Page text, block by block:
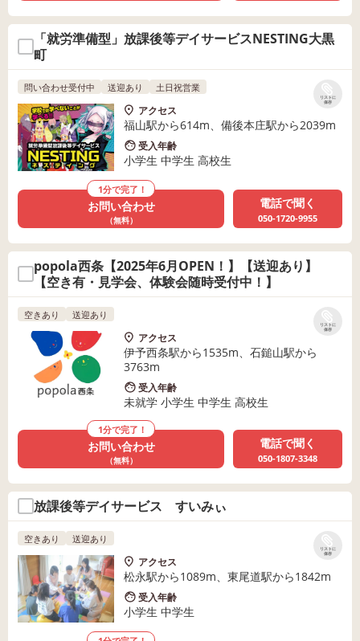
「就労準備型」放課後等デイサービスNESTING大黒
町
リストに
保存
問い合わせ受付中 送迎あり 土日祝営業
アクセス
福山駅から614m、備後本庄駅から2039m
受入年齢
小学生 中学生 高校生
1分で完了！
お問い合わせ
（無料）
電話で聞く
050-1720-9955
popola西条【2025年6月OPEN！】【送迎あり】
【空き有・見学会、体験会随時受付中！】
リストに
保存
空きあり 送迎あり
アクセス
伊予西条駅から1535m、石鎚山駅から
3763m
受入年齢
未就学 小学生 中学生 高校生
1分で完了！
お問い合わせ
（無料）
電話で聞く
050-1807-3348
放課後等デイサービス すいみぃ
リストに
保存
空きあり 送迎あり
アクセス
松永駅から1089m、東尾道駅から1842m
受入年齢
小学生 中学生